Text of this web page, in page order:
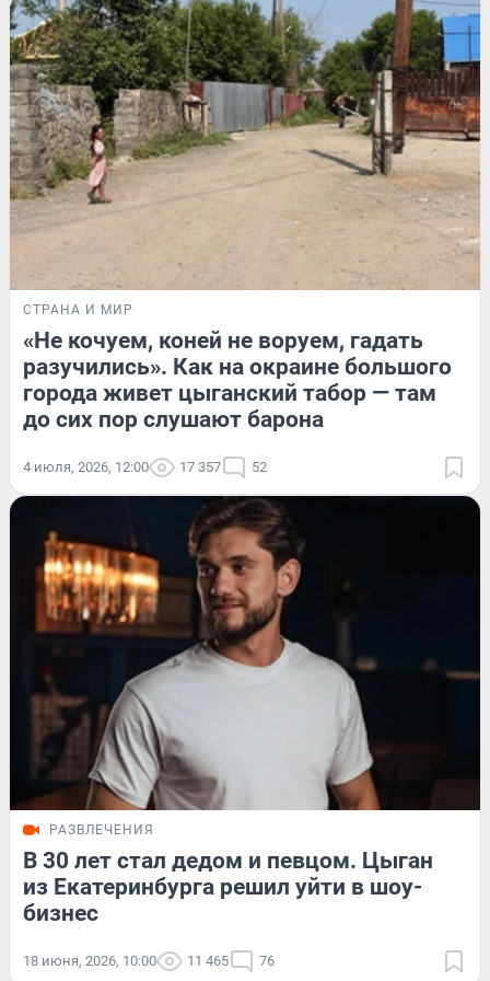
СТРАНА И МИР
«Не кочуем, коней не воруем, гадать
разучились». Как на окраине большого
города живет цыганский табор — там
до сих пор слушают барона
4 июля, 2026, 12:00 17 357 52
РАЗВЛЕЧЕНИЯ
В 30 лет стал дедом и певцом. Цыган
из Екатеринбурга решил уйти в шоу-
бизнес
18 июня, 2026, 10:00 11 465 76